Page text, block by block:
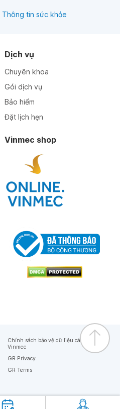
Thông tin sức khỏe
Dịch vụ
Chuyên khoa
Gói dịch vụ
Bảo hiểm
Đặt lịch hẹn
Vinmec shop
Chính sách bảo vệ dữ liệu cá nhân của
Vinmec
GR Privacy
GR Terms